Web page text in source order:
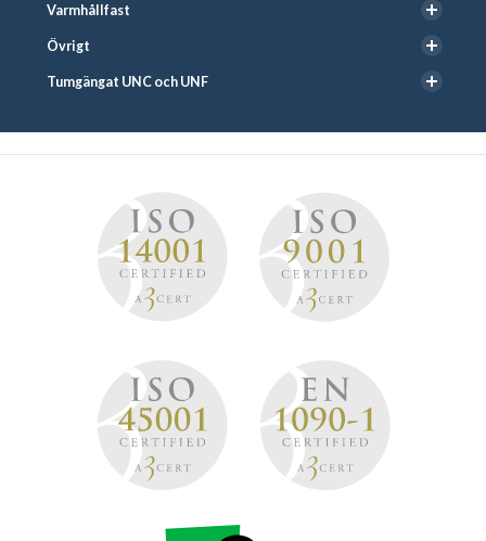
Varmhållfast
Övrigt
Tumgängat UNC och UNF